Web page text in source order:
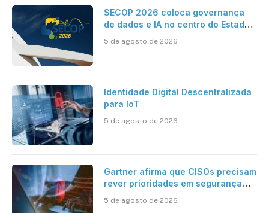
SECOP 2026 coloca governança
de dados e IA no centro do Estado
5 de agosto de 2026
Identidade Digital Descentralizada
para IoT
5 de agosto de 2026
Gartner afirma que CISOs precisam
rever prioridades em segurança
desafios impostos pela Inteligência
5 de agosto de 2026